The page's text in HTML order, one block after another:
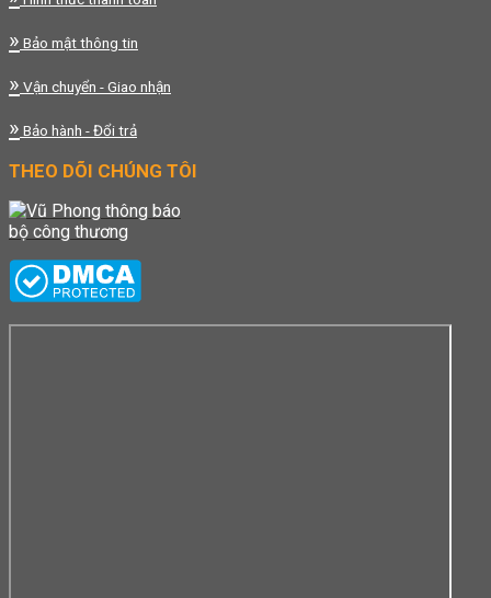
» Bảo mật thông tin
» Vận chuyển - Giao nhận
» Bảo hành - Đổi trả
THEO DÕI CHÚNG TÔI